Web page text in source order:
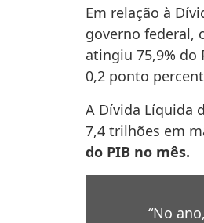
Em relação à
governo federal,
atingiu 75,9% do
0,2 ponto
A Dívida Líquida
7,4 trilhões em
do PIB no mês.
“No